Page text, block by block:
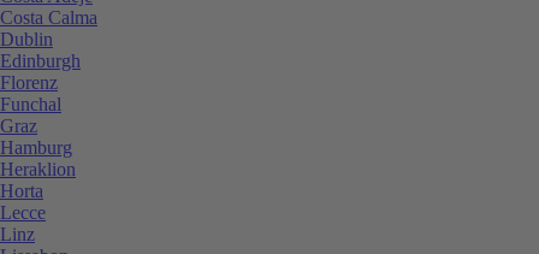
Costa Calma
Dublin
Edinburgh
Florenz
Funchal
Graz
Hamburg
Heraklion
Horta
Lecce
Linz